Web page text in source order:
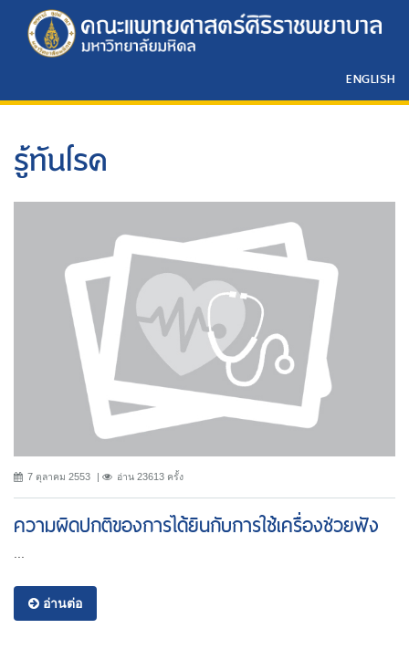
ENGLISH
รู้ทันโรค
7 ตุลาคม 2553 อ่าน 23613 ครั้ง
ความผิดปกติของการได้ยินกับการใช้เครื่องช่วยฟัง
อ่านต่อ